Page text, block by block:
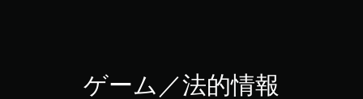
ゲーム／法的情報